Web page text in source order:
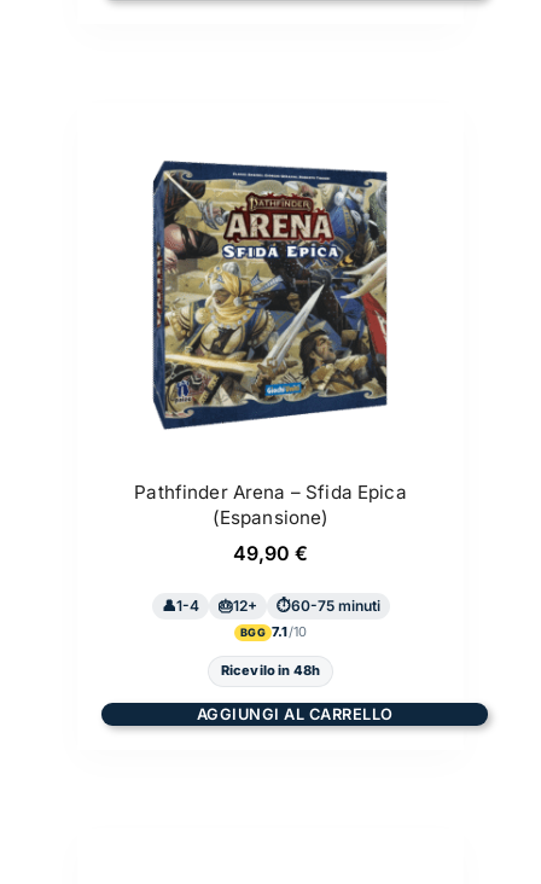
Pathfinder Arena – Sfida Epica
(Espansione)
49,90 €
1-4 12+ 60-75 minuti
BGG 7.1
Ricevilo in 48h
AGGIUNGI AL CARRELLO